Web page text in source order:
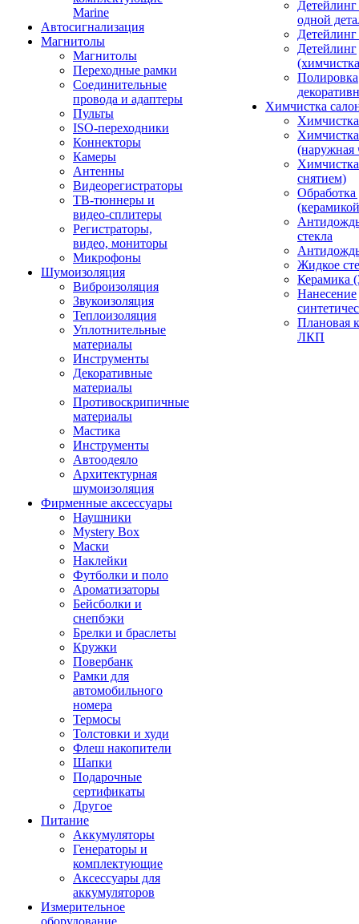
Marine
Автосигнализация
Магнитолы
Магнитолы
Переходные рамки
Соединительные
провода и адаптеры
Пульты
ISO-переходники
Коннекторы
Камеры
Антенны
Видеорегистраторы
ТВ-тюннеры и
видео-сплитеры
Регистраторы,
видео, мониторы
Микрофоны
Шумоизоляция
Виброизоляция
Звукоизоляция
Теплоизоляция
Уплотнительные
материалы
Инструменты
Декоративные
материалы
Противоскрипичные
материалы
Мастика
Инструменты
Автоодеяло
Архитектурная
шумоизоляция
Фирменные аксессуары
Наушники
Mystery Box
Маски
Наклейки
Футболки и поло
Ароматизаторы
Бейсболки и
снепбэки
Брелки и браслеты
Кружки
Повербанк
Рамки для
автомобильного
номера
Термосы
Толстовки и худи
Флеш накопители
Шапки
Подарочные
сертификаты
Другое
Питание
Аккумуляторы
Генераторы и
комплектующие
Аксессуары для
аккумуляторов
Измерительное
оборудование
одной
Детейлинг
Полировка
Химчистка
(наружная
снятием)
Обработка
стекла
Жидкое
Керамика
Нанесение
Плановая
ЛКП